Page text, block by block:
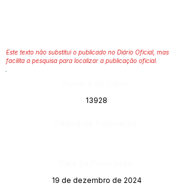
Este texto não substitui o publicado no Diário Oficial, mas
facilita a pesquisa para localizar a publicação oficial.
13928
19 de dezembro de 2024